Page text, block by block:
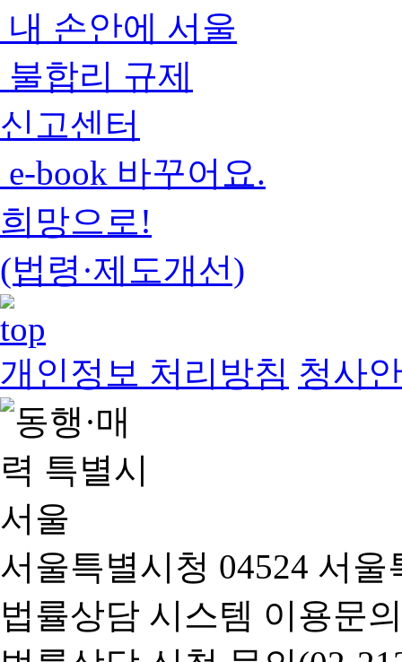
내 손안에 서울
불합리 규제
신고센터
e-book 바꾸어요.
희망으로!
(법령·제도개선)
개인정보 처리방침 청사
서울특별시청 04524 서
법률상담 시스템 이용문